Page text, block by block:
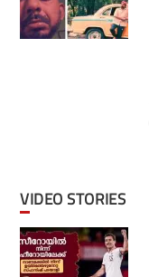
VIDEO STORIES